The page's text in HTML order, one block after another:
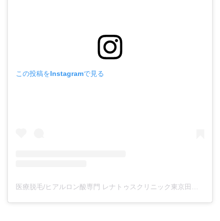
この投稿をInstagramで見る